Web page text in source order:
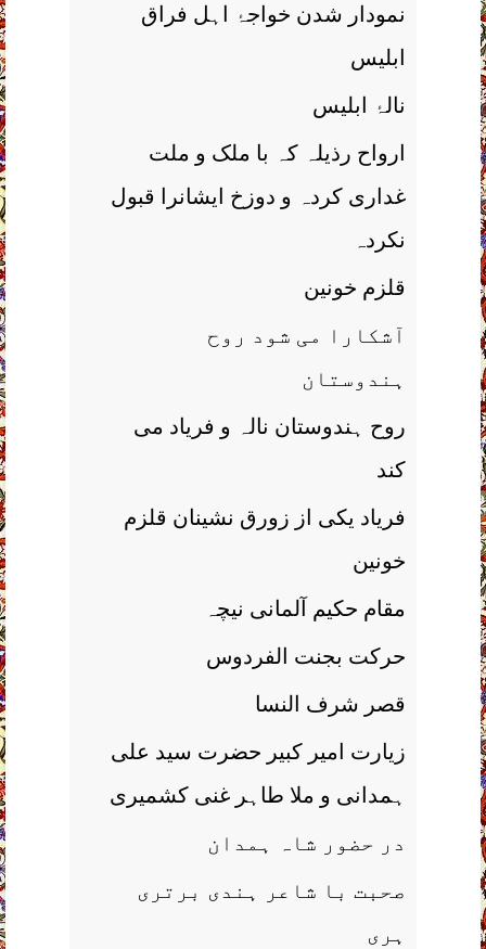
نمودار شدن خواجۂ اہل فراق
ابلیس
نالۂ ابلیس
ارواح رذیلہ کہ با ملک و ملت
غداری کردہ و دوزخ ایشانرا قبول
نکردہ
قلزم خونین
آشکارا می شود روح
ہندوستان
روح ہندوستان نالہ و فریاد می
کند
فریاد یکی از زورق نشینان قلزم
خونین
مقام حکیم آلمانی نیچہ
حرکت بجنت الفردوس
قصر شرف النسا
زیارت امیر کبیر حضرت سید علی
ہمدانی و ملا طاہر غنی کشمیری
در حضور شاہ ہمدان
صحبت با شاعر ہندی برتری
ہری